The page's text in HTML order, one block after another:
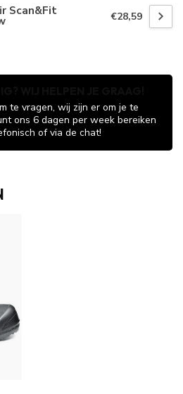
Scan&Fit €28,59
te vragen, wij zijn er om je te
ons 6 dagen per week bereiken
of via de chat!